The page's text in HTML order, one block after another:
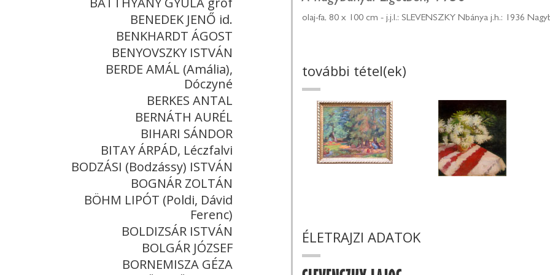
BENEDEK JENŐ id.
BENKHARDT ÁGOST
BENYOVSZKY ISTVÁN
BERDE AMÁL (Amália),
Dóczyné
BERKES ANTAL
BERNÁTH AURÉL
BIHARI SÁNDOR
BITAY ÁRPÁD, Léczfalvi
BODZÁSI (Bodzássy) ISTVÁN
BOGNÁR ZOLTÁN
BÖHM LIPÓT (Poldi, Dávid
Ferenc)
BOLDIZSÁR ISTVÁN
BOLGÁR JÓZSEF
BORNEMISZA GÉZA
olaj-fa, 80 x 100 cm - j.j.l.: SLEVENSZKY Nbánya j.h.: 1936
további tétel(ek)
ÉLETRAJZI ADATOK